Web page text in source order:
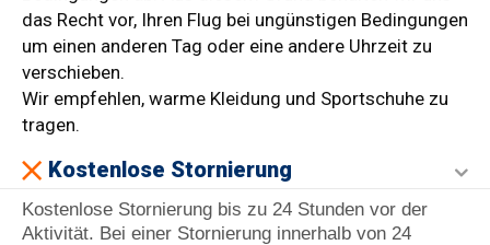
das Recht vor, Ihren Flug bei ungünstigen Bedingungen
um einen anderen Tag oder eine andere Uhrzeit zu
verschieben.
Wir empfehlen, warme Kleidung und Sportschuhe zu
tragen.
Kostenlose Stornierung
Kostenlose Stornierung bis zu 24 Stunden vor der
Aktivität. Bei einer Stornierung innerhalb von 24